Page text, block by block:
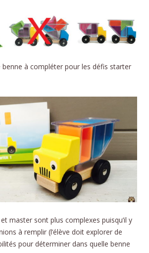
benne à compléter pour les défis starter
master sont plus complexes puisqu’il y
à remplir (l’élève doit explorer de
pour déterminer dans quelle benne